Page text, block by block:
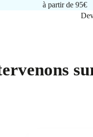
à partir de 95€